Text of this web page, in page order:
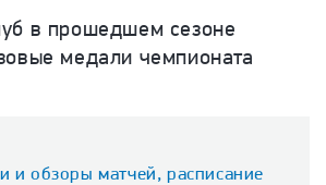
в прошедшем сезоне
медали чемпионата
и обзоры матчей, расписание